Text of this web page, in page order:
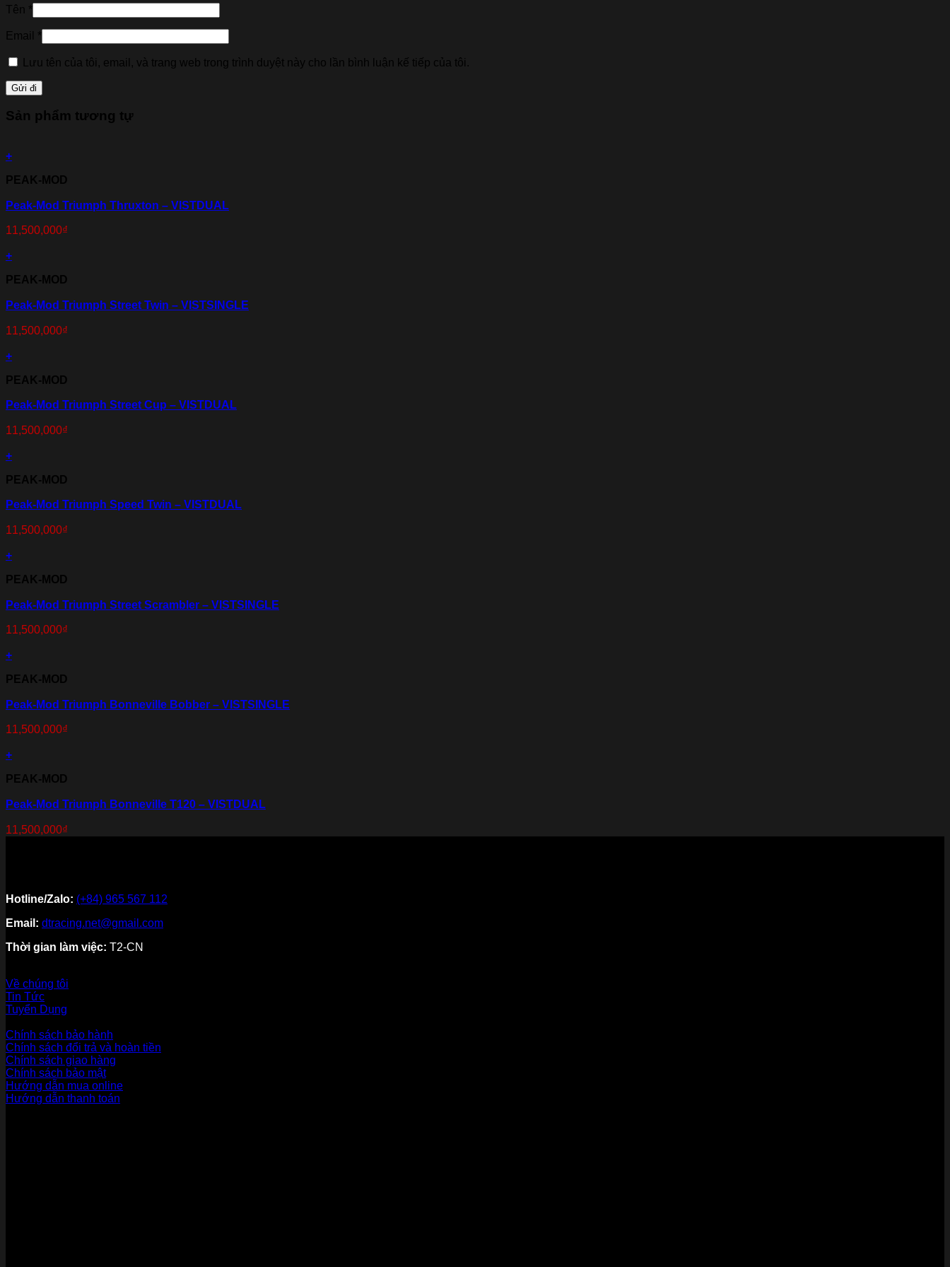
Tên *
Email *
Lưu tên của tôi, email, và trang web trong trình duyệt này cho lần bình luận kế tiếp của tôi.
Sản phẩm tương tự
+
PEAK-MOD
Peak-Mod Triumph Thruxton – VISTDUAL
11,500,000₫
+
PEAK-MOD
Peak-Mod Triumph Street Twin – VISTSINGLE
11,500,000₫
+
PEAK-MOD
Peak-Mod Triumph Street Cup – VISTDUAL
11,500,000₫
+
PEAK-MOD
Peak-Mod Triumph Speed Twin – VISTDUAL
11,500,000₫
+
PEAK-MOD
Peak-Mod Triumph Street Scrambler – VISTSINGLE
11,500,000₫
+
PEAK-MOD
Peak-Mod Triumph Bonneville Bobber – VISTSINGLE
11,500,000₫
+
PEAK-MOD
Peak-Mod Triumph Bonneville T120 – VISTDUAL
11,500,000₫
Hotline/Zalo: (+84) 965 567 112
Email: dtracing.net@gmail.com
Thời gian làm việc: T2-CN
Về chúng tôi
Tin Tức
Tuyển Dụng
Chính sách bảo hành
Chính sách đổi trả và hoàn tiền
Chính sách giao hàng
Chính sách bảo mật
Hướng dẫn mua online
Hướng dẫn thanh toán